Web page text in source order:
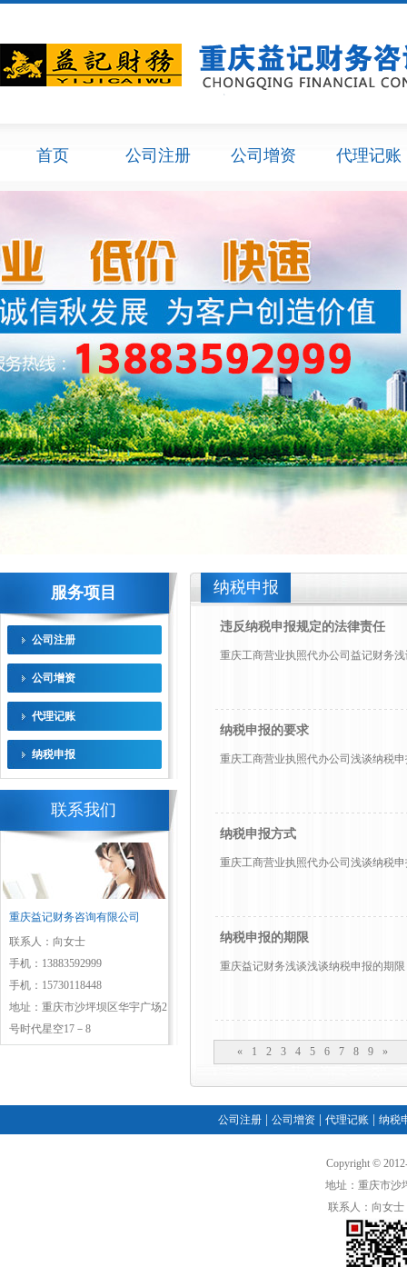
首页 公司注册 公司增资 代理记账
服务项目
公司注册
公司增资
代理记账
纳税申报
联系我们
重庆益记财务咨询有限公司
联系人：向女士
手机：13883592999
手机：15730118448
地址：重庆市沙坪坝区华宇广场2
号时代星空17－8
纳税申报
违反纳税申报规定的法律责任
重庆工商营业执照代办公司益记财务
纳税申报的要求
重庆工商营业执照代办公司浅谈纳税
纳税申报方式
重庆工商营业执照代办公司浅谈纳税
纳税申报的期限
重庆益记财务浅谈浅谈纳税申报的期
« 1 2 3 4 5 6 7 8 9 »
公司注册 公司增资 代理记账 纳税
Copyright ©
地址：重庆市沙
联系人：向女士